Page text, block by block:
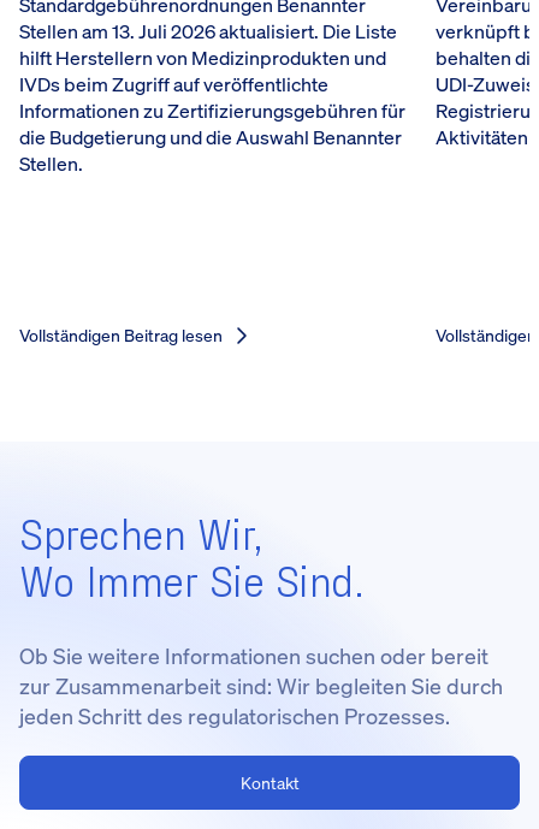
Stellen am 13. Juli 2026 aktualisiert. Die Liste
hilft Herstellern von Medizinprodukten und
IVDs beim Zugriff auf veröffentlichte
Informationen zu Zertifizierungsgebühren für
die Budgetierung und die Auswahl Benannter
Stellen.
Vollständigen Beitrag lesen
verknüpft
behalten
UDI-
Aktivitäten
Sprechen Wir,
Wo Immer Sie Sind.
Ob Sie weitere Informationen suchen oder bereit
zur Zusammenarbeit sind: Wir begleiten Sie durch
jeden Schritt des regulatorischen Prozesses.
Kontakt